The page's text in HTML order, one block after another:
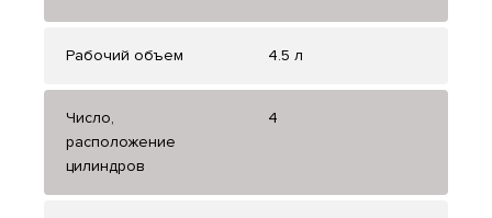
Рабочий объем 4.5 л
Число,
расположение
цилиндров
4